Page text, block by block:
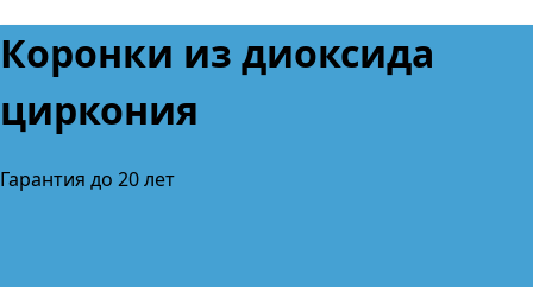
Коронки из диоксида
циркония
Гарантия до 20 лет